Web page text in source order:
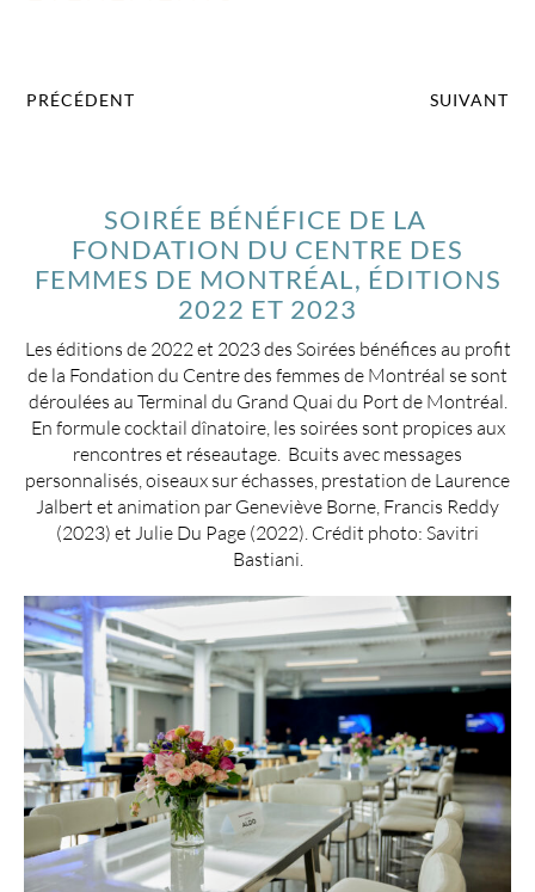
PRÉCÉDENT SUIVANT
SOIRÉE BÉNÉFICE DE LA
FONDATION DU CENTRE DES
FEMMES DE MONTRÉAL, ÉDITIONS
2022 ET 2023
Les éditions de 2022 et 2023 des Soirées bénéfices au profit
de la Fondation du Centre des femmes de Montréal se sont
déroulées au Terminal du Grand Quai du Port de Montréal.
En formule cocktail dînatoire, les soirées sont propices aux
rencontres et réseautage. Bcuits avec messages
personnalisés, oiseaux sur échasses, prestation de Laurence
Jalbert et animation par Geneviève Borne, Francis Reddy
(2023) et Julie Du Page (2022). Crédit photo: Savitri
Bastiani.